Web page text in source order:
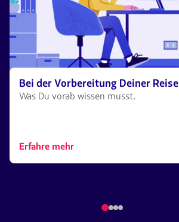
Bei der Vorbereitung Deiner Reise
Was Du vorab wissen musst.
Erfahre mehr
Element